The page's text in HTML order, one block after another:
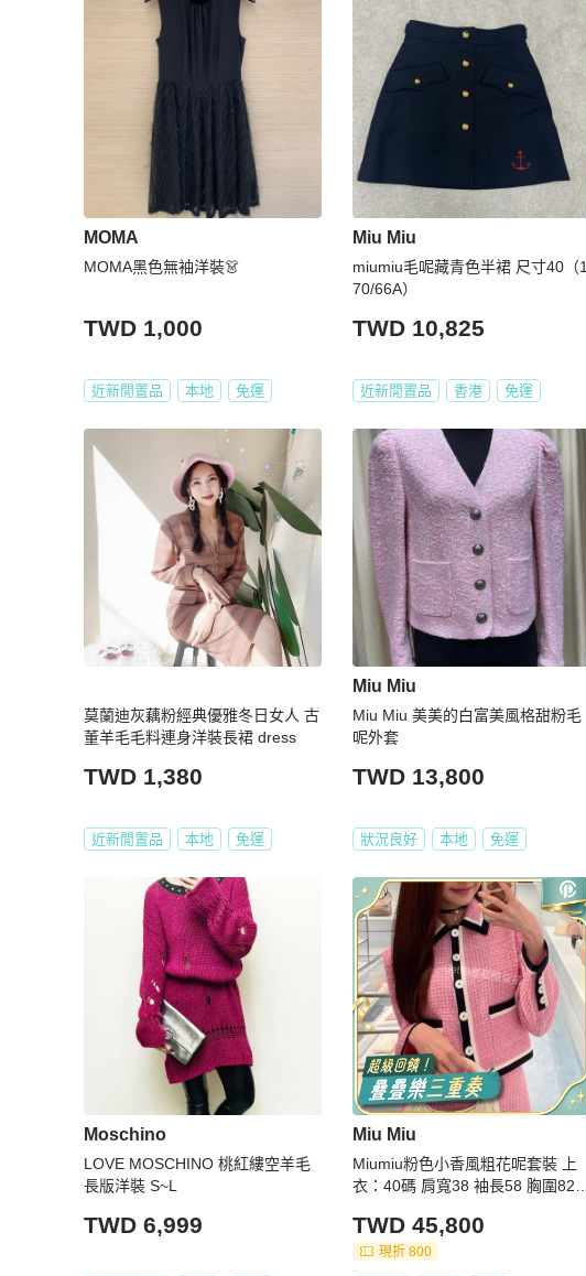
MOMA
MOMA黑色無袖洋裝👗
TWD 1,000
近新閒置品 本地 免運
Miu Miu
miumiu毛呢藏青色半裙 尺寸40（1
70/66A）
TWD 10,825
近新閒置品 香港 免運
莫蘭迪灰藕粉經典優雅冬日女人 古
董羊毛毛料連身洋裝長裙 dress
TWD 1,380
近新閒置品 本地 免運
Miu Miu
Miu Miu 美美的白富美風格甜粉毛
呢外套
TWD 13,800
狀況良好 本地 免運
Moschino
LOVE MOSCHINO 桃紅縷空羊毛
長版洋裝 S~L
TWD 6,999
Miu Miu
Miumiu粉色小香風粗花呢套裝 上
衣：40碼 肩寬38 袖長58 胸圍82
配件說明書 保卡
TWD 45,800
現折 800